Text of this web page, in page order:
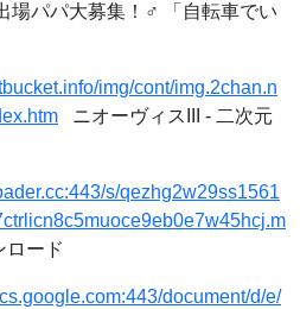
場パパ大募集！‍♂️ 「自転車でい
img/cont/img.2chan.n
ニオーヴィスIII - 二次元
s/qezhg2w29ss1561
ロード
document/d/e/